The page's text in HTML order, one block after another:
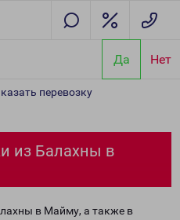
Да Нет
перевозку
из Балахны в
в Майму, а также в